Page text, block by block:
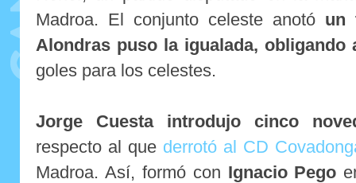
Madroa. El conjunto celeste anotó un
Alondras puso la igualada, obligando
goles para los celestes.
Jorge Cuesta introdujo cinco
respecto al que derrotó al CD
Madroa. Así, formó con Ignacio Pego